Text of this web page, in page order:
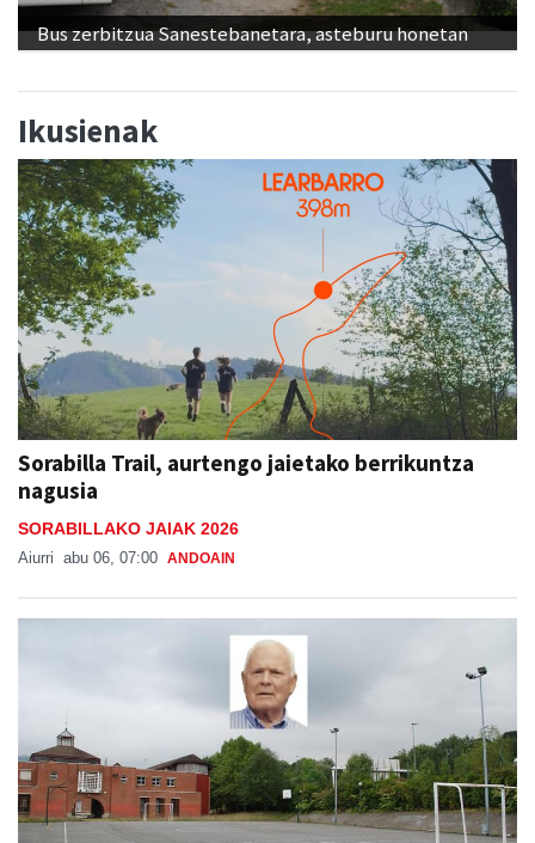
Bus zerbitzua Sanestebanetara, asteburu honetan
Ikusienak
Sorabilla Trail, aurtengo jaietako berrikuntza
nagusia
SORABILLAKO JAIAK 2026
Aiurri abu 06, 07:00 ANDOAIN